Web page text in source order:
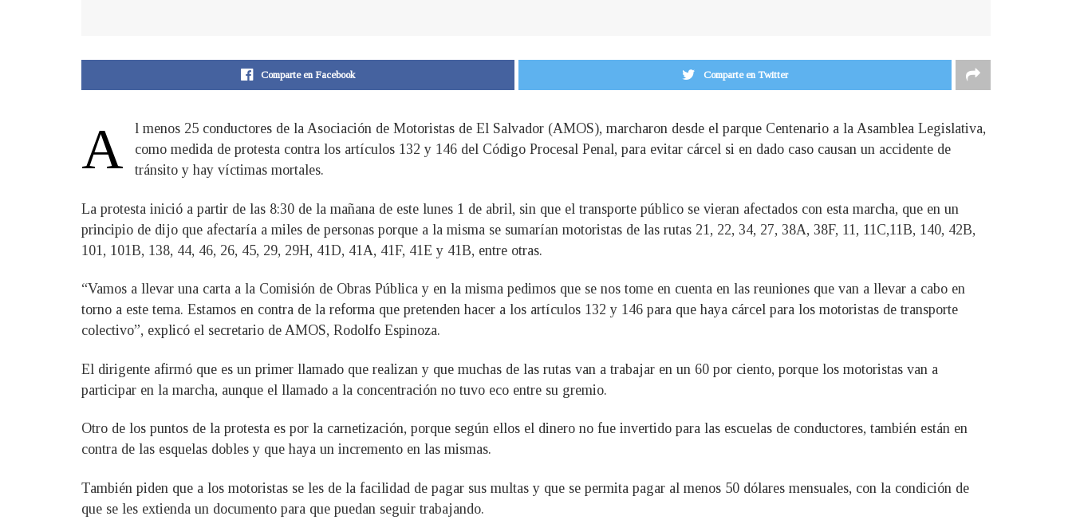
Comparte en Facebook Comparte en Twitter
A
l menos 25 conductores de la Asociación de Motoristas de El Salvador (AMOS), marcharon desde el parque Centenario a la Asamblea Legislativa,
como medida de protesta contra los artículos 132 y 146 del Código Procesal Penal, para evitar cárcel si en dado caso causan un accidente de
tránsito y hay víctimas mortales.
La protesta inició a partir de las 8:30 de la mañana de este lunes 1 de abril, sin que el transporte público se vieran afectados con esta marcha, que en un
principio de dijo que afectaría a miles de personas porque a la misma se sumarían motoristas de las rutas 21, 22, 34, 27, 38A, 38F, 11, 11C,11B, 140, 42B,
101, 101B, 138, 44, 46, 26, 45, 29, 29H, 41D, 41A, 41F, 41E y 41B, entre otras.
“Vamos a llevar una carta a la Comisión de Obras Pública y en la misma pedimos que se nos tome en cuenta en las reuniones que van a llevar a cabo en
torno a este tema. Estamos en contra de la reforma que pretenden hacer a los artículos 132 y 146 para que haya cárcel para los motoristas de transporte
colectivo”, explicó el secretario de AMOS, Rodolfo Espinoza.
El dirigente afirmó que es un primer llamado que realizan y que muchas de las rutas van a trabajar en un 60 por ciento, porque los motoristas van a
participar en la marcha, aunque el llamado a la concentración no tuvo eco entre su gremio.
Otro de los puntos de la protesta es por la carnetización, porque según ellos el dinero no fue invertido para las escuelas de conductores, también están en
contra de las esquelas dobles y que haya un incremento en las mismas.
También piden que a los motoristas se les de la facilidad de pagar sus multas y que se permita pagar al menos 50 dólares mensuales, con la condición de
que se les extienda un documento para que puedan seguir trabajando.